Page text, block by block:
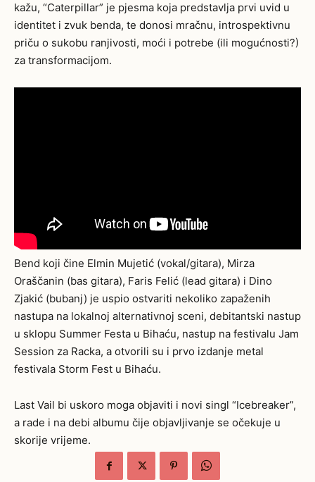
kažu, “Caterpillar” je pjesma koja predstavlja prvi uvid u
identitet i zvuk benda, te donosi mračnu, introspektivnu
priču o sukobu ranjivosti, moći i potrebe (ili mogućnosti?)
za transformacijom.
Bend koji čine Elmin Mujetić (vokal/gitara), Mirza
Oraščanin (bas gitara), Faris Felić (lead gitara) i Dino
Zjakić (bubanj) je uspio ostvariti nekoliko zapaženih
nastupa na lokalnoj alternativnoj sceni, debitantski nastup
u sklopu Summer Festa u Bihaću, nastup na festivalu Jam
Session za Racka, a otvorili su i prvo izdanje metal
festivala Storm Fest u Bihaću.
Last Vail bi uskoro moga objaviti i novi singl “Icebreaker”,
a rade i na debi albumu čije objavljivanje se očekuje u
skorije vrijeme.